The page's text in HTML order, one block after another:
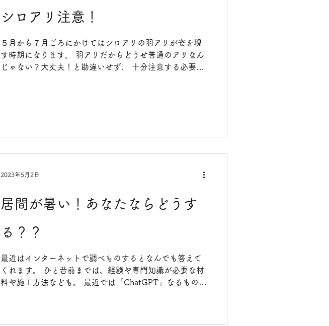
シロアリ注意！
５月から７月ごろにかけてはシロアリの羽アリが姿を現
す時期になります。 羽アリだからどうせ普通のアリなん
じゃない？大丈夫！と勘違いせず、 十分注意する必要が
居間が暑い！あなたならどうす
る？？
最近はインターネットで調べものするとなんでも答えて
くれます。 ひと昔前までは、経験や専門知識が必要な材
料や施工方法なども。 最近では「ChatGPT」なるものま
2023年5月2日